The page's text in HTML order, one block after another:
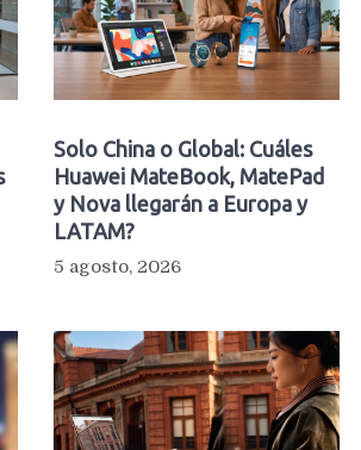
Solo China o Global: Cuáles
Huawei MateBook, MatePad
y Nova llegarán a Europa y
LATAM?
5 agosto, 2026